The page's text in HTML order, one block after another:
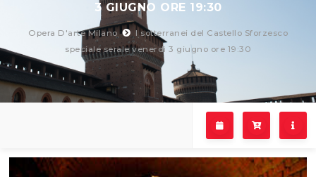
3 GIUGNO ORE 19:30
Opera D'arte Milano
I sotterranei del Castello Sforzesco
speciale serale venerdì 3 giugno ore 19:30